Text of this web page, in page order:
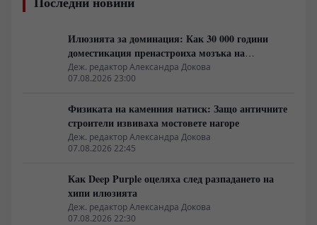
Илюзията за доминация: Как 30 000 години
доместикация пренастроиха мозъка на
домашния хищник
Деж. редактор Александра Докова
07.08.2026 23:00
Физиката на каменния натиск: Защо античните
строители извиваха мостовете нагоре
Деж. редактор Александра Докова
07.08.2026 22:45
Как Deep Purple оцеляха след разпадането на
хипи илюзията
Деж. редактор Александра Докова
07.08.2026 22:30